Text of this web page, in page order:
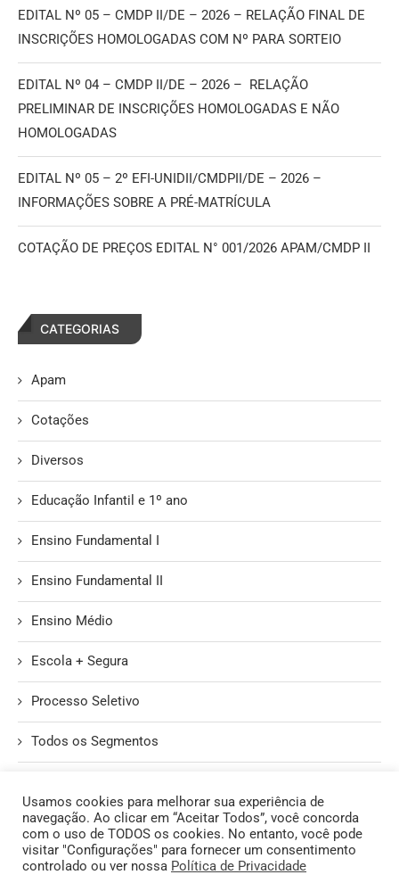
EDITAL Nº 05 – CMDP II/DE – 2026 – RELAÇÃO FINAL DE
INSCRIÇÕES HOMOLOGADAS COM Nº PARA SORTEIO
EDITAL Nº 04 – CMDP II/DE – 2026 – RELAÇÃO
PRELIMINAR DE INSCRIÇÕES HOMOLOGADAS E NÃO
HOMOLOGADAS
EDITAL Nº 05 – 2º EFI-UNIDII/CMDPII/DE – 2026 –
INFORMAÇÕES SOBRE A PRÉ-MATRÍCULA
COTAÇÃO DE PREÇOS EDITAL N° 001/2026 APAM/CMDP II
CATEGORIAS
Apam
Cotações
Diversos
Educação Infantil e 1º ano
Ensino Fundamental I
Ensino Fundamental II
Ensino Médio
Escola + Segura
Processo Seletivo
Todos os Segmentos
Usamos cookies para melhorar sua experiência de
navegação. Ao clicar em “Aceitar Todos”, você concorda
com o uso de TODOS os cookies. No entanto, você pode
visitar "Configurações" para fornecer um consentimento
controlado ou ver nossa Política de Privacidade